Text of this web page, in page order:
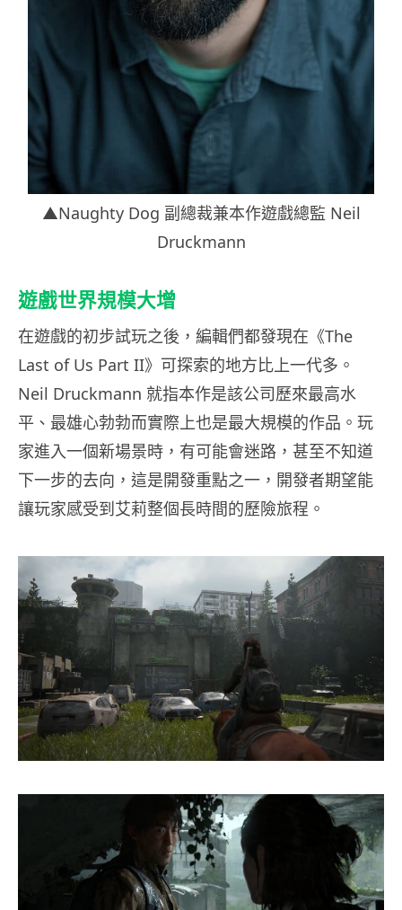
▲Naughty Dog 副總裁兼本作遊戲總監 Neil
Druckmann
遊戲世界規模大增
在遊戲的初步試玩之後，編輯們都發現在《The
Last of Us Part II》可探索的地方比上一代多。
Neil Druckmann 就指本作是該公司歷來最高水
平、最雄心勃勃而實際上也是最大規模的作品。玩
家進入一個新場景時，有可能會迷路，甚至不知道
下一步的去向，這是開發重點之一，開發者期望能
讓玩家感受到艾莉整個長時間的歷險旅程。